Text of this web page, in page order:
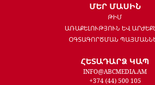
ՄԵՐ ՄԱՍԻՆ
ԹԻՄ
ԱՌԱՔԵԼՈՒԹՅՈՒՆ ԵՎ
ՕԳՏԱԳՈՐԾՄԱՆ
ՀԵՏԱԴԱՐՁ ԿԱՊ
INFO@ABCMEDIA.AM
+374 (44) 500 105